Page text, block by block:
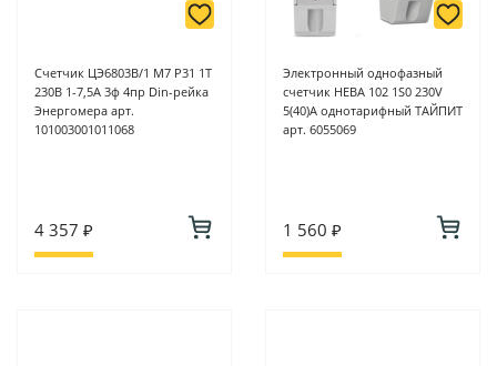
Счетчик ЦЭ6803В/1 М7 Р31 1Т
230В 1-7,5А 3ф 4пр Din-рейка
Энергомера арт.
101003001011068
4 357 ₽
Электронный однофазный
счетчик НЕВА 102 1S0 230V
5(40)A однотарифный ТАЙПИТ
арт. 6055069
1 560 ₽